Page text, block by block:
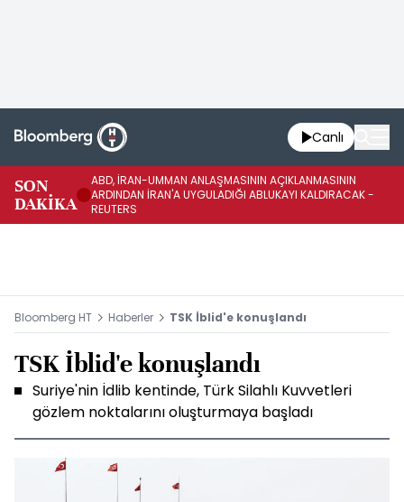
Canlı
SON
DAKİKA
ABD, İRAN-UMMAN ANLAŞMASININ AÇIKLANMASININ
ARDINDAN İRAN'A UYGULADIĞI ABLUKAYI KALDIRACAK -
REUTERS
Bloomberg HT Haberler TSK İblid'e konuşlandı
TSK İblid'e konuşlandı
Suriye'nin İdlib kentinde, Türk Silahlı Kuvvetleri
gözlem noktalarını oluşturmaya başladı